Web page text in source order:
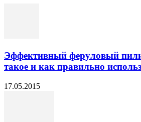
Эффективный феруловый
такое и как правильно
17.05.2015